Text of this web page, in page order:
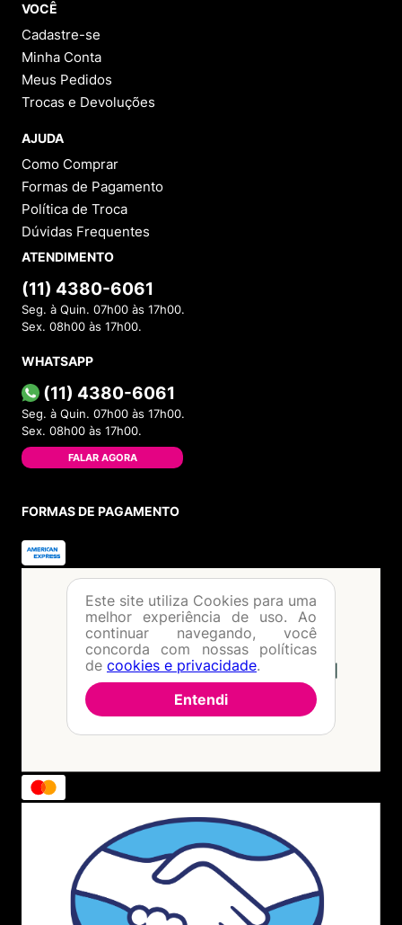
VOCÊ
Cadastre-se
Minha Conta
Meus Pedidos
Trocas e Devoluções
AJUDA
Como Comprar
Formas de Pagamento
Política de Troca
Dúvidas Frequentes
ATENDIMENTO
(11) 4380-6061
Seg. à Quin. 07h00 às 17h00.
Sex. 08h00 às 17h00.
WHATSAPP
(11) 4380-6061
Seg. à Quin. 07h00 às 17h00.
Sex. 08h00 às 17h00.
FALAR AGORA
FORMAS DE PAGAMENTO
Este site utiliza Cookies para uma
melhor experiência de uso. Ao
continuar navegando, você
concorda com nossas políticas
de cookies e privacidade.
Entendi